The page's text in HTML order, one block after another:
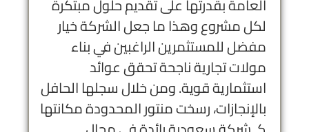
العامةبقدرتها على تقديم حلول مبتكرة
لكل مشروع وهذا ما جعل الشركة خيار
مفضل للمستثمرين الراغبين في بناء
مولات تجارية ناجحة تحقق عوائد
استثمارية قوية. ومن خلال سجلها الحافل
بالإنجازات، رسخت منتور المحدودة مكانتها